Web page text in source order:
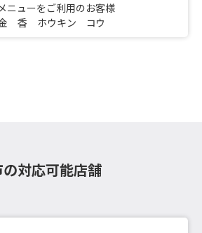
ニューをご利用のお客様
金 香 ホウキン コウ
対応可能店舗